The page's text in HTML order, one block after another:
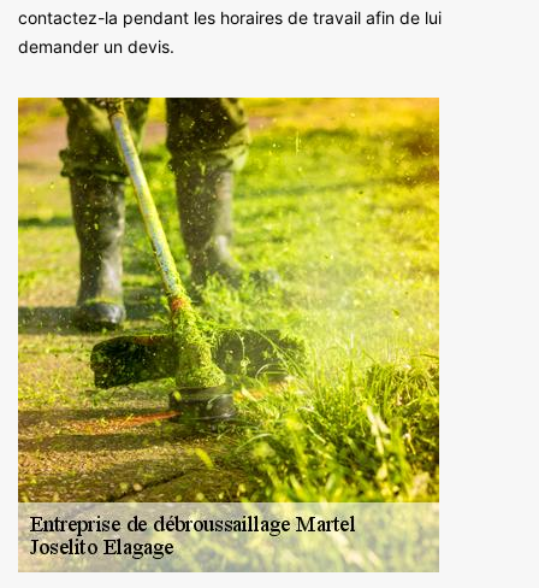
contactez-la pendant les horaires de travail afin de lui
demander un devis.